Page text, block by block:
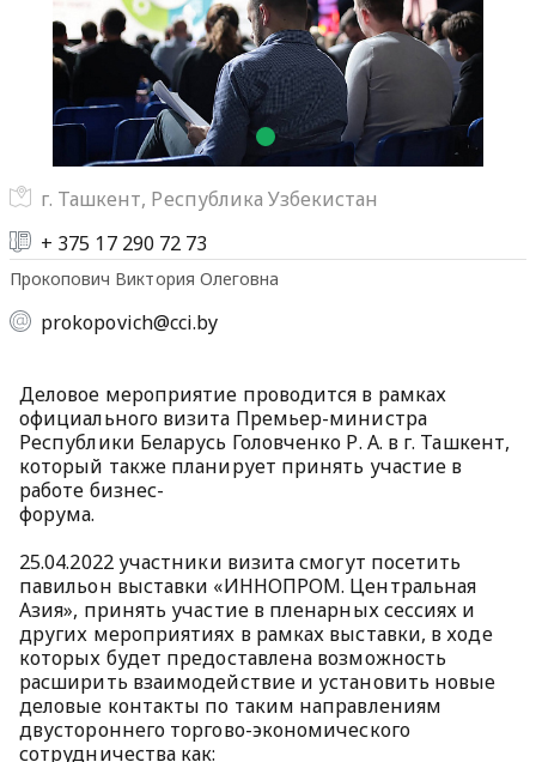
г. Ташкент, Республика Узбекистан
+ 375 17 290 72 73
Прокопович Виктория Олеговна
prokopovich@cci.by
Деловое мероприятие проводится в рамках
официального визита Премьер-министра
Республики Беларусь Головченко Р. А. в г. Ташкент,
который также планирует принять участие в
работе бизнес-
форума.
25.04.2022 участники визита смогут посетить
павильон выставки «ИННОПРОМ. Центральная
Азия», принять участие в пленарных сессиях и
других мероприятиях в рамках выставки, в ходе
которых будет предоставлена возможность
расширить взаимодействие и установить новые
деловые контакты по таким направлениям
двустороннего торгово-экономического
сотрудничества как: